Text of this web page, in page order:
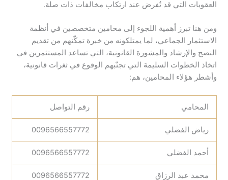
العقوبات التي قد تُفرض عند ارتكاب مخالفات ذات صلة.
ومن هنا تبرز أهمية اللجوء إلى محامين متخصصين في أنظمة
الاستثمار الجماعي، لما يمتلكونه من خبرة تمكّنهم من تقديم
النصح والإرشاد والمشورة القانونية، التي تساعد المستثمرين في
اتخاذ الخطوات السليمة التي تجنّبهم الوقوع في ثغرات قانونية،
وأشطر هؤلاء المحامين، هم:
المحامي رقم التواصل
رياض الفضلي 0096566557772
أحمد الفضلي 0096566557772
محمد عبد الرزاق 0096566557772